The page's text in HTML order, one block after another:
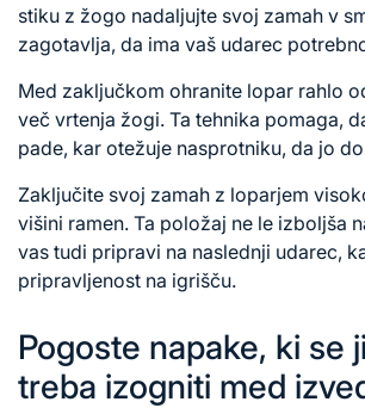
stiku z žogo nadaljujte svoj zamah v
zagotavlja, da ima vaš udarec
Med zaključkom ohranite lopar rahlo
več vrtenja žogi. Ta tehnika pomaga,
pade, kar otežuje nasprotniku, da jo
Zaključite svoj zamah z loparjem
višini ramen. Ta položaj ne le izboljša
vas tudi pripravi na naslednji udarec,
pripravljenost na igrišču.
Pogoste napake, ki se
treba izogniti med